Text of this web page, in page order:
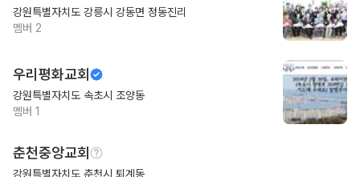
강원특별자치도 강릉시 강동면 정동진리
멤버 2
우리평화교회
강원특별자치도 속초시 조양동
멤버 1
춘천중앙교회
강원특별자치도 춘천시 퇴계동